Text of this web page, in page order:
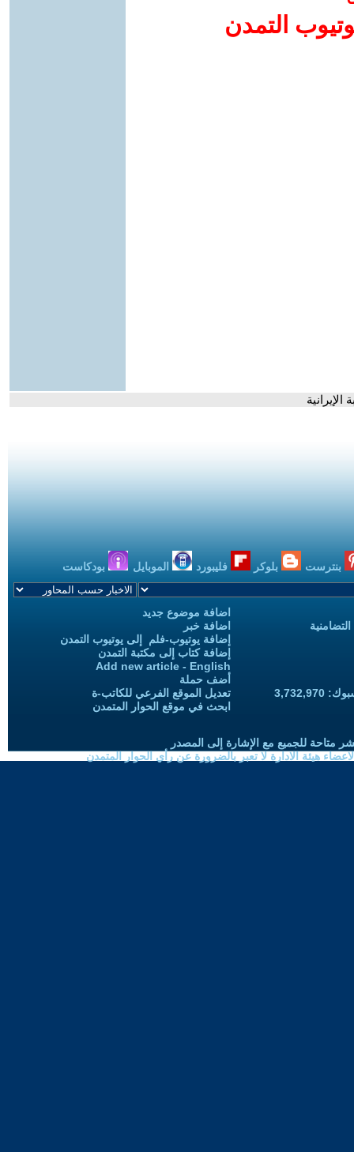
التمدن
بنترست بلوكر فليبورد الموبايل بودكاست
اضافة موضوع جديد
اضافة خبر
إضافة يوتيوب-فلم إلى يوتيوب التمدن
إضافة كتاب إلى مكتبة التمدن
Add new article - English
أضف حملة
تعديل الموقع الفرعي للكاتب-ة
ابحث في موقع الحوار المتمدن
متاحة للجميع مع الإشارة إلى المصدر
هيئة الادارة لا تعبر بالضرورة عن رأي الحوار المتمدن